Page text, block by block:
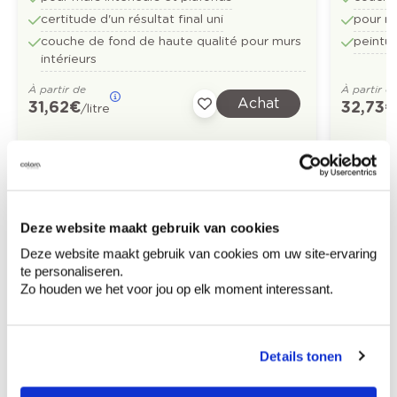
Deze website maakt gebruik van cookies
Deze website maakt gebruik van cookies om uw site-ervaring
te personaliseren.
Zo houden we het voor jou op elk moment interessant.
Details tonen
certitude d'un résultat final uni
couche de fond de haute qualité pour murs
intérieurs
À partir de
31,62 €/litre Achat
pour
À partir
32,73 €
Living
Classique Off white
Brun